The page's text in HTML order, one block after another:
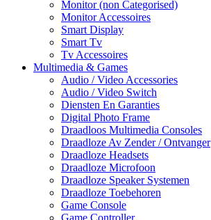
Monitor (non Categorised)
Monitor Accessoires
Smart Display
Smart Tv
Tv Accessoires
Multimedia & Games
Audio / Video Accessories
Audio / Video Switch
Diensten En Garanties
Digital Photo Frame
Draadloos Multimedia Consoles
Draadloze Av Zender / Ontvanger
Draadloze Headsets
Draadloze Microfoon
Draadloze Speaker Systemen
Draadloze Toebehoren
Game Console